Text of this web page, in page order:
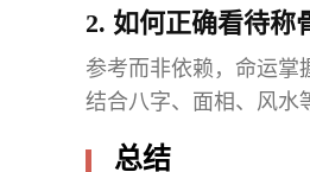
2. 如何正确看待称
参考而非依赖，命运掌
结合八字、面相、风水
总结